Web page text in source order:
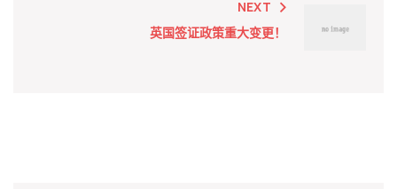
NEXT
英国签证政策重大变更！